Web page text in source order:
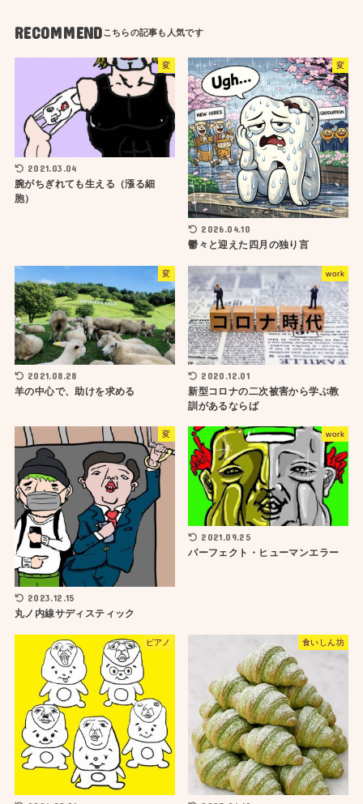
RECOMMEND
変
2021.03.04
腕がちぎれても生える（漲る細
胞）
変
2026.04.10
鬱々と迎えた四月の独り言
変
2021.08.28
羊の中心で、助けを求める
work
2020.12.01
新型コロナの二次被害から学ぶ教
訓があるならば
変
2023.12.15
丸ノ内線サディスティック
work
2021.09.25
パーフェクト・ヒューマンエラー
ピアノ 食いしん坊